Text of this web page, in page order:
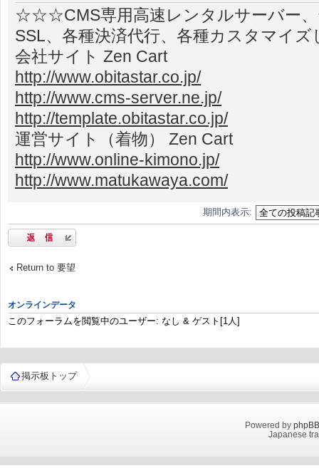
☆☆☆CMS専用高速レンタルサーバー、
SSL、各種決済代行、各種カスタマイ
会社サイト Zen Cart
http://www.obitastar.co.jp/
http://www.cms-server.ne.jp/
http://template.obitastar.co.jp/
運営サイト（着物） Zen Cart
http://www.online-kimono.jp/
http://www.matukawaya.com/
期間内表示:
返信する
Return to 要望
オンラインデータ
このフォーラムを閲覧中のユーザー: なし & ゲスト[1人]
掲示板トップ
Powered by phpBB
Japanese